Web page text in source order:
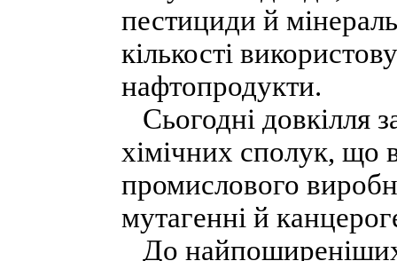
пестициди й
кількості
нафтопродукти.
Сьогодні довкілля
хімічних сполук, що
промислового
мутагенні й
До